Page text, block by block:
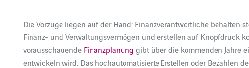
Die Vorzüge liegen auf der Hand: Finanzverantwortliche behalten
Finanz- und Verwaltungsvermögen und erstellen auf Knopfdruck
vorausschauende Finanzplanung gibt über die kommenden Jahre
entwickeln wird. Das hochautomatisierte Erstellen oder Bezahlen